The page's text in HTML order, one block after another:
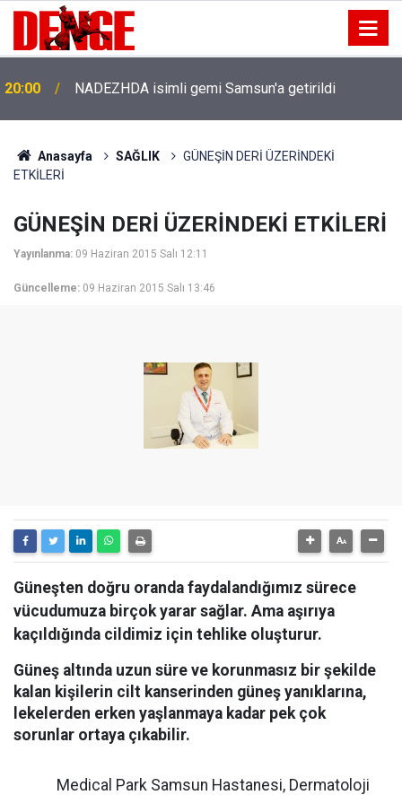
20:00 NADEZHDA isimli gemi Samsun'a getirildi
Anasayfa SAĞLIK
GÜNEŞİN DERİ ÜZERİNDEKİ
ETKİLERİ
GÜNEŞİN DERİ ÜZERİNDEKİ ETKİLERİ
Yayınlanma: 09 Haziran 2015 Salı 12:11
Güncelleme: 09 Haziran 2015 Salı 13:46
Güneşten doğru oranda faydalandığımız sürece
vücudumuza birçok yarar sağlar. Ama aşırıya
kaçıldığında cildimiz için tehlike oluşturur.
Güneş altında uzun süre ve korunmasız bir şekilde
kalan kişilerin cilt kanserinden güneş yanıklarına,
lekelerden erken yaşlanmaya kadar pek çok
sorunlar ortaya çıkabilir.
Medical Park Samsun Hastanesi, Dermatoloji